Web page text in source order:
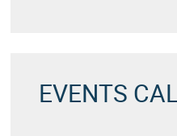
EVENTS